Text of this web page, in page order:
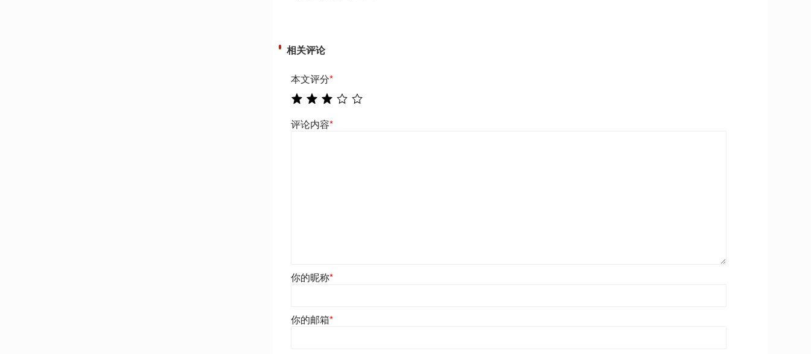
相关评论
本文评分*
评论内容*
你的昵称*
你的邮箱*